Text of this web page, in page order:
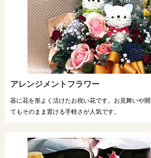
アレンジメントフラワー
器に花を形よく活けたお祝い花です。お見舞いや
てもそのまま置ける手軽さが人気です。